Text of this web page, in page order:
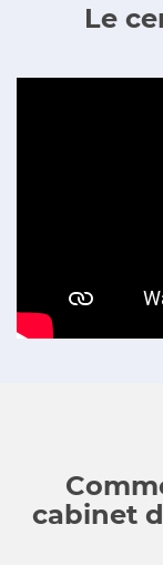
Le
cabinet